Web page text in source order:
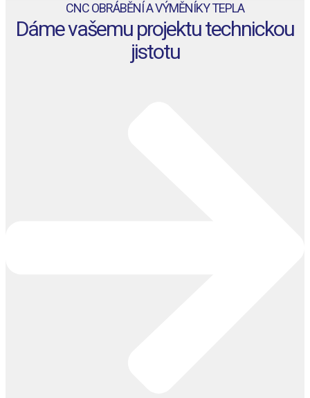
CNC OBRÁBĚNÍ A VÝMĚNÍKY TEPLA
Dáme vašemu projektu technickou
jistotu